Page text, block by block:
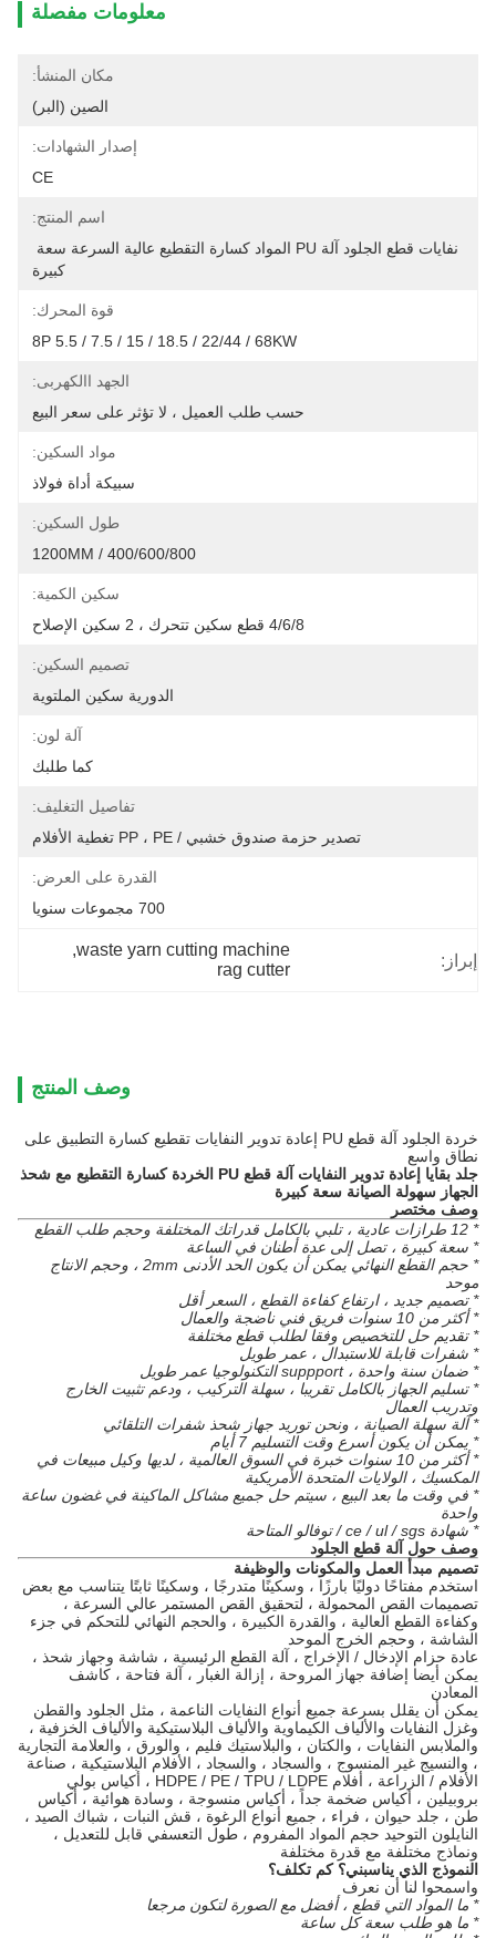
معلومات مفصلة
مكان المنشأ:
الصين (البر)
إصدار الشهادات:
CE
اسم المنتج:
كبيرة
قوة المحرك:
8P 5.5 / 7.5 / 15 / 18.5 / 22/44 / 68KW
الجهد االكهربى:
حسب طلب العميل ، لا تؤثر على سعر البيع
مواد السكين:
سبيكة أداة فولاذ
طول السكين:
400/600/800 / 1200MM
سكين الكمية:
4/6/8 قطع سكين تتحرك ، 2 سكين الإصلاح
تصميم السكين:
الدورية سكين الملتوية
آلة لون:
كما طلبك
تفاصيل التغليف:
تصدير حزمة صندوق خشبي / PP ، PE تغطية الأفلام
القدرة على العرض:
700 مجموعات سنويا
إبراز:
waste yarn cutting machine
,
rag cutter
وصف المنتج
خردة الجلود آلة قطع PU إعادة تدوير النفايات تقطيع كسارة التطبيق على
نطاق واسع
جلد بقايا إعادة تدوير النفايات آلة قطع PU الخردة كسارة التقطيع مع شحذ
الجهاز سهولة الصيانة سعة كبيرة
وصف مختصر
* 12 طرازات عادية ، تلبي بالكامل قدراتك المختلفة وحجم طلب القطع
* سعة كبيرة ، تصل إلى عدة أطنان في الساعة
* حجم القطع النهائي يمكن أن يكون الحد الأدنى 2mm ، وحجم الانتاج
موحد
* تصميم جديد ، ارتفاع كفاءة القطع ، السعر أقل
* أكثر من 10 سنوات فريق فني ناضجة والعمال
* تقديم حل للتخصيص وفقا لطلب قطع مختلفة
* شفرات قابلة للاستبدال ، عمر طويل
* ضمان سنة واحدة ، suppport التكنولوجيا عمر طويل
* تسليم الجهاز بالكامل تقريبا ، سهلة التركيب ، ودعم تثبيت الخارج
وتدريب العمال
* آلة سهلة الصيانة ، ونحن توريد جهاز شحذ شفرات التلقائي
* يمكن أن يكون أسرع وقت التسليم 7 أيام
* أكثر من 10 سنوات خبرة في السوق العالمية ، لديها وكيل مبيعات في
المكسيك ، الولايات المتحدة الأمريكية
* في وقت ما بعد البيع ، سيتم حل جميع مشاكل الماكينة في غضون ساعة
واحدة
* شهادة ce / ul / sgs / توفالو المتاحة
وصف حول آلة قطع الجلود
تصميم مبدأ العمل والمكونات والوظيفة
استخدم مفتاحًا دوليًا بارزًا ، وسكينًا متدرجًا ، وسكينًا ثابتًا يتناسب مع بعض
تصميمات القص المحمولة ، لتحقيق القص المستمر عالي السرعة ،
وكفاءة القطع العالية ، والقدرة الكبيرة ، والحجم النهائي للتحكم في جزء
الشاشة ، وحجم الخرج الموحد
عادة حزام الإدخال / الإخراج ، آلة القطع الرئيسية ، شاشة وجهاز شحذ ،
يمكن أيضا إضافة جهاز المروحة ، إزالة الغبار ، آلة فتاحة ، كاشف
المعادن
يمكن أن يقلل بسرعة جميع أنواع النفايات الناعمة ، مثل الجلود والقطن
وغزل النفايات والألياف الكيماوية والألياف البلاستيكية والألياف الخزفية ،
والملابس النفايات ، والكتان ، والبلاستيك فليم ، والورق ، والعلامة التجارية
، والنسيج غير المنسوج ، والسجاد ، والسجاد ، الأفلام البلاستيكية ، صناعة
الأفلام / الزراعة ، أفلام HDPE / PE / TPU / LDPE ، أكياس بولي
بروبيلين ، أكياس ضخمة جداً ، أكياس منسوجة ، وسادة هوائية ، أكياس
طن ، جلد حيوان ، فراء ، جميع أنواع الرغوة ، قش النبات ، شباك الصيد ،
النايلون التوحيد حجم المواد المفروم ، طول التعسفي قابل للتعديل ،
ونماذج مختلفة مع قدرة مختلفة
النموذج الذي يناسبني؟ كم تكلف؟
واسمحوا لنا أن نعرف
* ما المواد التي قطع ، أفضل مع الصورة لتكون مرجعا
* ما هو طلب سعة كل ساعة